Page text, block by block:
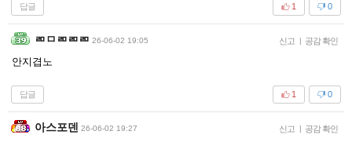
답글 0
1
ㄻㅁㄻㄻㄻ 26-06-02 19:05 신고 | 공감 확인
안지겹노
답글 0
1
아스포덴 26-06-02 19:27 신고 | 공감 확인